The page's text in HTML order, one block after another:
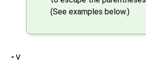
(See examples below.)
-v